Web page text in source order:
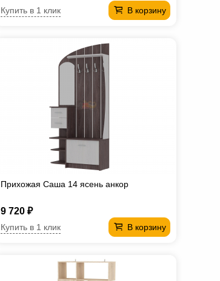
В корзину
Купить в 1 клик
Прихожая Саша 14 ясень анкор
9 720 ₽
В корзину
Купить в 1 клик